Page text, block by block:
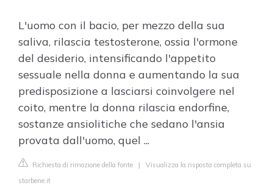
L'uomo con il bacio, per mezzo della sua
saliva, rilascia testosterone, ossia l'ormone
del desiderio, intensificando l'appetito
sessuale nella donna e aumentando la sua
predisposizione a lasciarsi coinvolgere nel
coito, mentre la donna rilascia endorfine,
sostanze ansiolitiche che sedano l'ansia
provata dall'uomo, quel ...
Richiesta di rimozione della fonte | Visualizza la risposta completa su
starbene.it